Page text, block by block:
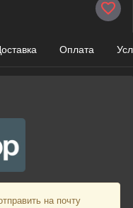
Оплата
на почту